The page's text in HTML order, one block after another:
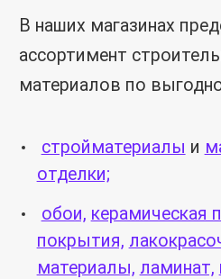
В наших магазинах
ассортимент
материалов по
стройматериалы и
отделки;
обои, керамическая
покрытия,
материалы, ламинат,